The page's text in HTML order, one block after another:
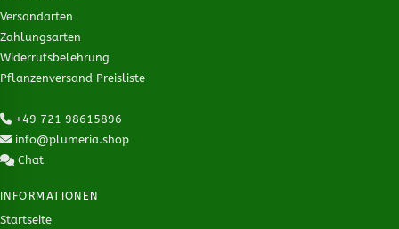
Versandarten
Zahlungsarten
Widerrufsbelehrung
Pflanzenversand Preisliste
+49 721 98615896
info@plumeria.shop
Chat
INFORMATIONEN
Startseite